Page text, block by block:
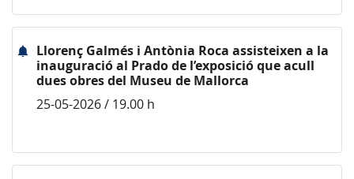
Llorenç Galmés i Antònia Roca assisteixen a la
inauguració al Prado de l’exposició que acull
dues obres del Museu de Mallorca
25-05-2026 / 19.00 h